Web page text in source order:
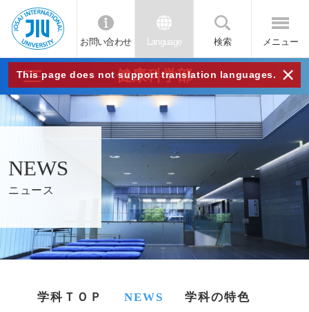
JIU
城西
大学
お問い合わせ Language 検索 メニュー
This page does not support translation languages. ×
健康科学部
NEWS
ニュース
学科ＴＯＰ NEWS 学科の特色